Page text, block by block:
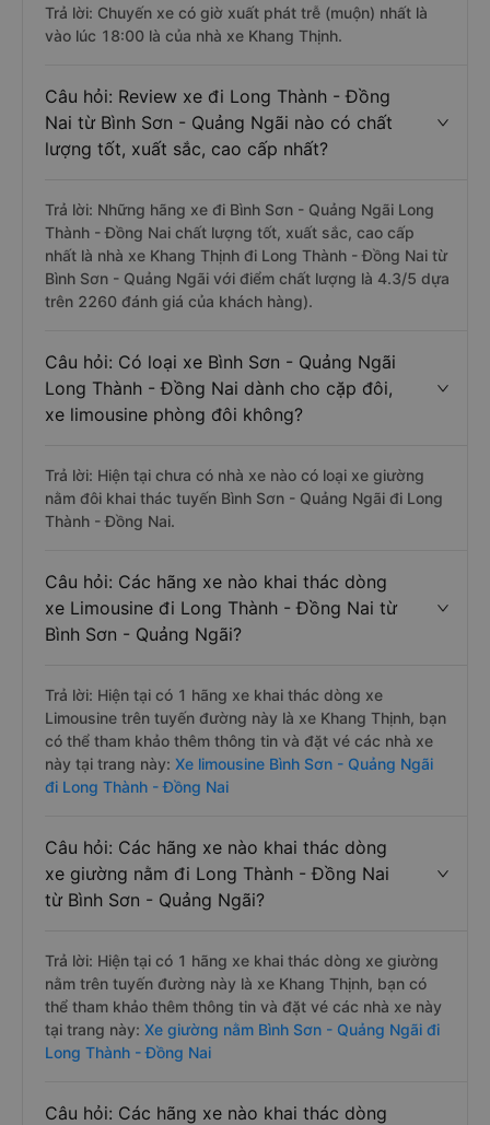
Trả lời: Chuyến xe có giờ xuất phát trễ (muộn) nhất là
vào lúc 18:00 là của nhà xe Khang Thịnh.
Câu hỏi: Review xe đi Long Thành - Đồng
Nai từ Bình Sơn - Quảng Ngãi nào có chất
lượng tốt, xuất sắc, cao cấp nhất?
Trả lời: Những hãng xe đi Bình Sơn - Quảng Ngãi Long
Thành - Đồng Nai chất lượng tốt, xuất sắc, cao cấp
nhất là nhà xe Khang Thịnh đi Long Thành - Đồng Nai từ
Bình Sơn - Quảng Ngãi với điểm chất lượng là 4.3/5 dựa
trên 2260 đánh giá của khách hàng).
Câu hỏi: Có loại xe Bình Sơn - Quảng Ngãi
Long Thành - Đồng Nai dành cho cặp đôi,
xe limousine phòng đôi không?
Trả lời: Hiện tại chưa có nhà xe nào có loại xe giường
nằm đôi khai thác tuyến Bình Sơn - Quảng Ngãi đi Long
Thành - Đồng Nai.
Câu hỏi: Các hãng xe nào khai thác dòng
xe Limousine đi Long Thành - Đồng Nai từ
Bình Sơn - Quảng Ngãi?
Trả lời: Hiện tại có 1 hãng xe khai thác dòng xe
Limousine trên tuyến đường này là xe Khang Thịnh, bạn
có thể tham khảo thêm thông tin và đặt vé các nhà xe
này tại trang này: Xe limousine Bình Sơn - Quảng Ngãi
đi Long Thành - Đồng Nai
Câu hỏi: Các hãng xe nào khai thác dòng
xe giường nằm đi Long Thành - Đồng Nai
từ Bình Sơn - Quảng Ngãi?
Trả lời: Hiện tại có 1 hãng xe khai thác dòng xe giường
nằm trên tuyến đường này là xe Khang Thịnh, bạn có
thể tham khảo thêm thông tin và đặt vé các nhà xe này
tại trang này: Xe giường nằm Bình Sơn - Quảng Ngãi đi
Long Thành - Đồng Nai
Câu hỏi: Các hãng xe nào khai thác dòng